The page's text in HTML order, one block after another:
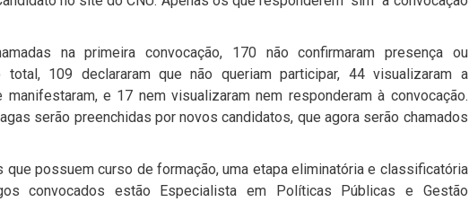
na primeira convocação, 170 não confirmaram presença ou
109 declararam que não queriam participar, 44 visualizaram a
manifestaram, e 17 nem visualizaram nem responderam à convocação.
serão preenchidas por novos candidatos, que agora serão chamados
que possuem curso de formação, uma etapa eliminatória e classificatória
convocados estão Especialista em Políticas Públicas e Gestão